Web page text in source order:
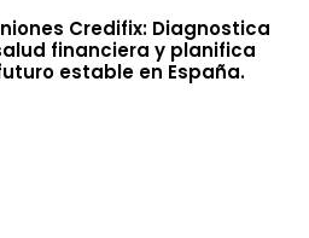
Credifix: Diagnostica
financiera y planifica
estable en España.